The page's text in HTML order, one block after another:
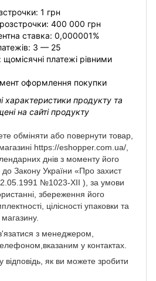
1 грн
400 000 грн
ставка: 0,000001%
3 — 25
платежі рівними
оформлення покупки
характеристики продукту та
на сайті продукту
обміняти або повернути товар,
https://eshopper.com.ua/,
днів з моменту його
Закону України «Про захист
№1023-XII ), за умови
збереження його
цілісності упаковки та
з менеджером,
у контактах.
як ви можете зробити